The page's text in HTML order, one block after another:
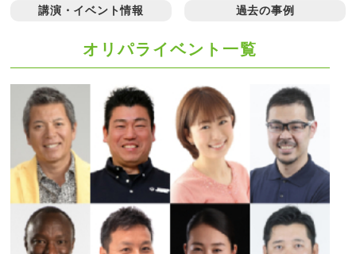
講演・イベント情報 過去の事例
オリパライベント一覧